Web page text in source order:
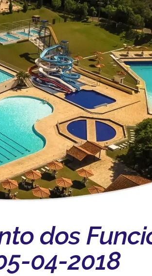
dos
04-2018